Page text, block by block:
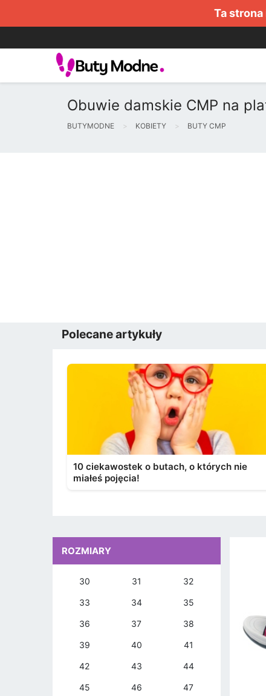
Ta
Obuwie damskie CMP na
BUTYMODNE KOBIETY BUTY CMP
Polecane artykuły
10 ciekawostek o butach, o których nie
miałeś pojęcia!
ROZMIARY
30 31 32
33 34 35
36 37 38
39 40 41
42 43 44
45 46 47